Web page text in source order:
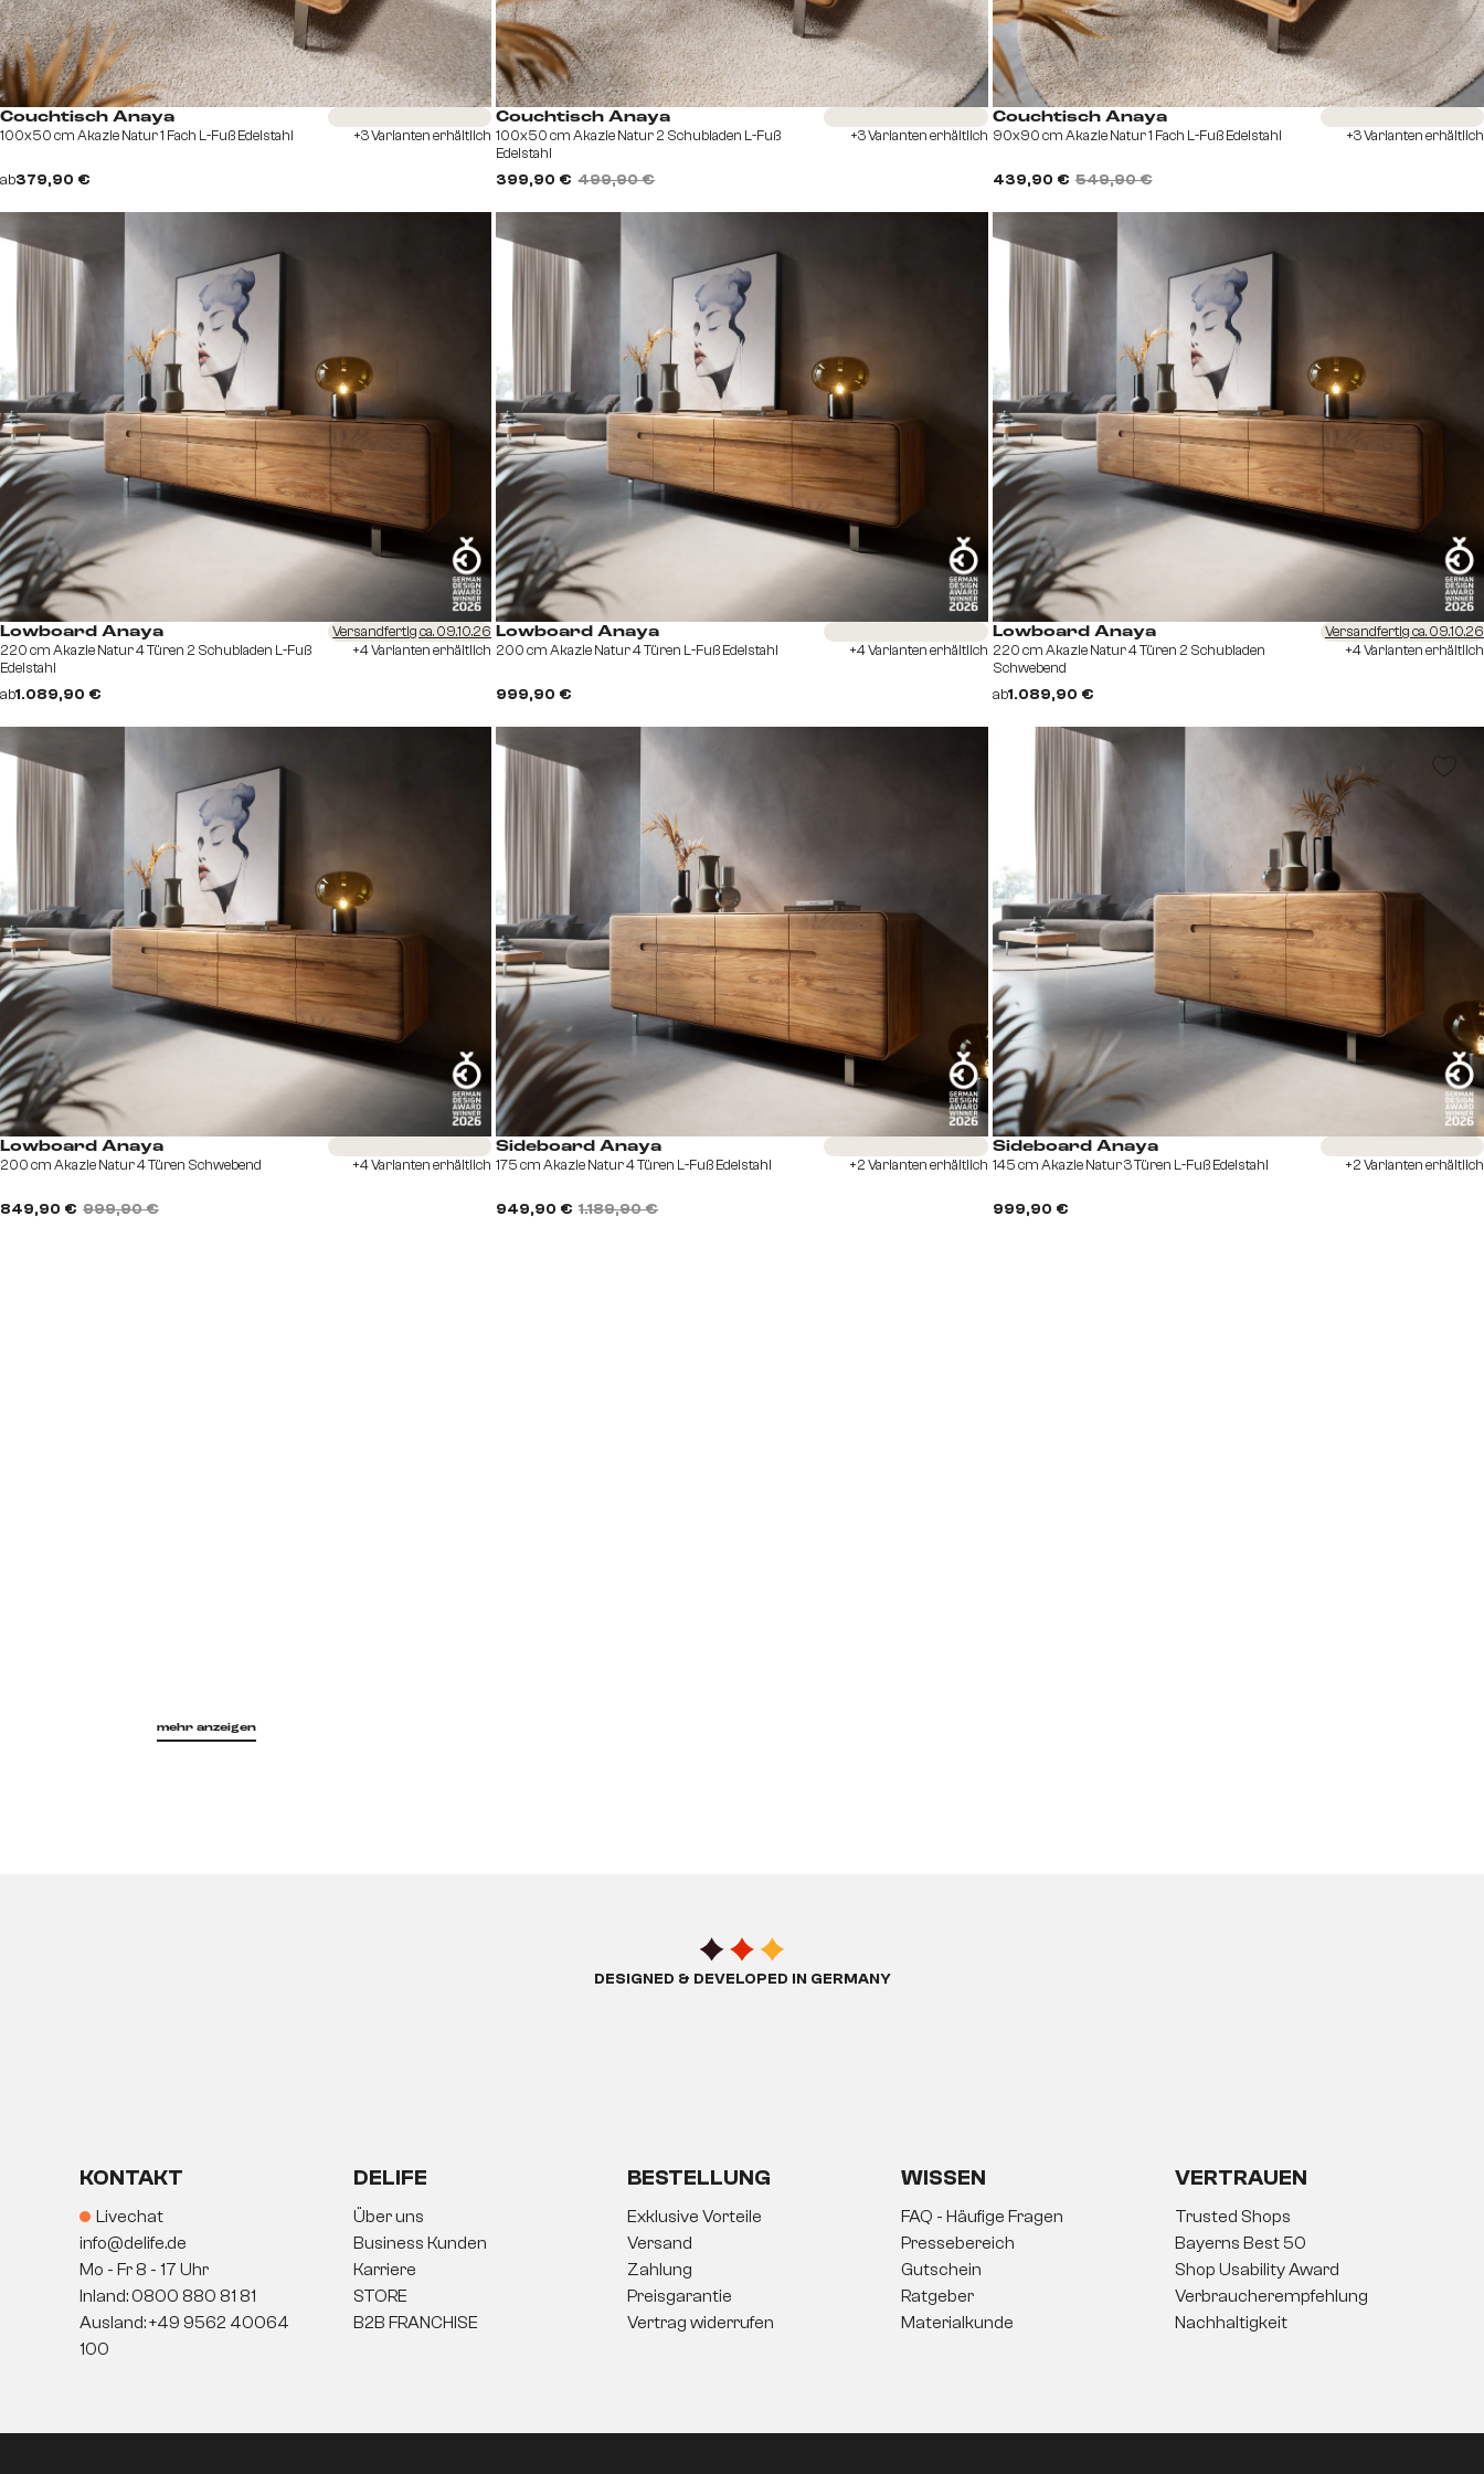
Couchtisch Anaya
100x50 cm Akazie Natur 1 Fach L-Fuß Edelstahl
ab379,90 €
Sofort versandfertig
+3 Varianten erhältlich
Couchtisch Anaya
100x50 cm Akazie Natur 2 Schubladen L-Fuß
Edelstahl
399,90 € 499,90 €
Sofort versandfertig
+3 Varianten erhältlich
Couchtisch Anaya
90x90 cm Akazie Natur 1 Fach L-Fuß Edelstahl
439,90 € 549,90 €
Sofort versandfertig
+3 Varianten erhältlich
Lowboard Anaya
220 cm Akazie Natur 4 Türen 2 Schubladen L-Fuß
Edelstahl
ab1.089,90 €
Versandfertig ca. 09.10.26
+4 Varianten erhältlich
Lowboard Anaya
200 cm Akazie Natur 4 Türen L-Fuß Edelstahl
999,90 €
Sofort versandfertig
+4 Varianten erhältlich
Lowboard Anaya
220 cm Akazie Natur 4 Türen 2 Schubladen
Schwebend
ab1.089,90 €
Versandfertig ca. 09.10.26
+4 Varianten erhältlich
Lowboard Anaya
200 cm Akazie Natur 4 Türen Schwebend
849,90 € 999,90 €
Sofort versandfertig
+4 Varianten erhältlich
Sideboard Anaya
175 cm Akazie Natur 4 Türen L-Fuß Edelstahl
949,90 € 1.189,90 €
Sofort versandfertig
+2 Varianten erhältlich
Sideboard Anaya
145 cm Akazie Natur 3 Türen L-Fuß Edelstahl
999,90 €
Sofort versandfertig
+2 Varianten erhältlich
mehr anzeigen
DESIGNED & DEVELOPED IN GERMANY
KONTAKT
Livechat
info@delife.de
Mo - Fr 8 - 17 Uhr
Inland: 0800 880 81 81
Ausland: +49 9562 40064
100
DELIFE
Über uns
Business Kunden
Karriere
STORE
B2B FRANCHISE
BESTELLUNG
Exklusive Vorteile
Versand
Zahlung
Preisgarantie
Vertrag widerrufen
WISSEN
FAQ - Häufige Fragen
Pressebereich
Gutschein
Ratgeber
Materialkunde
VERTRAUEN
Trusted Shops
Bayerns Best 50
Shop Usability Award
Verbraucherempfehlung
Nachhaltigkeit